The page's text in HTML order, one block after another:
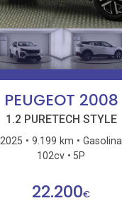
PEUGEOT 2008
1.2 PURETECH STYLE
2025 9.199 km
Gasolina
102cv
5P
22.200€